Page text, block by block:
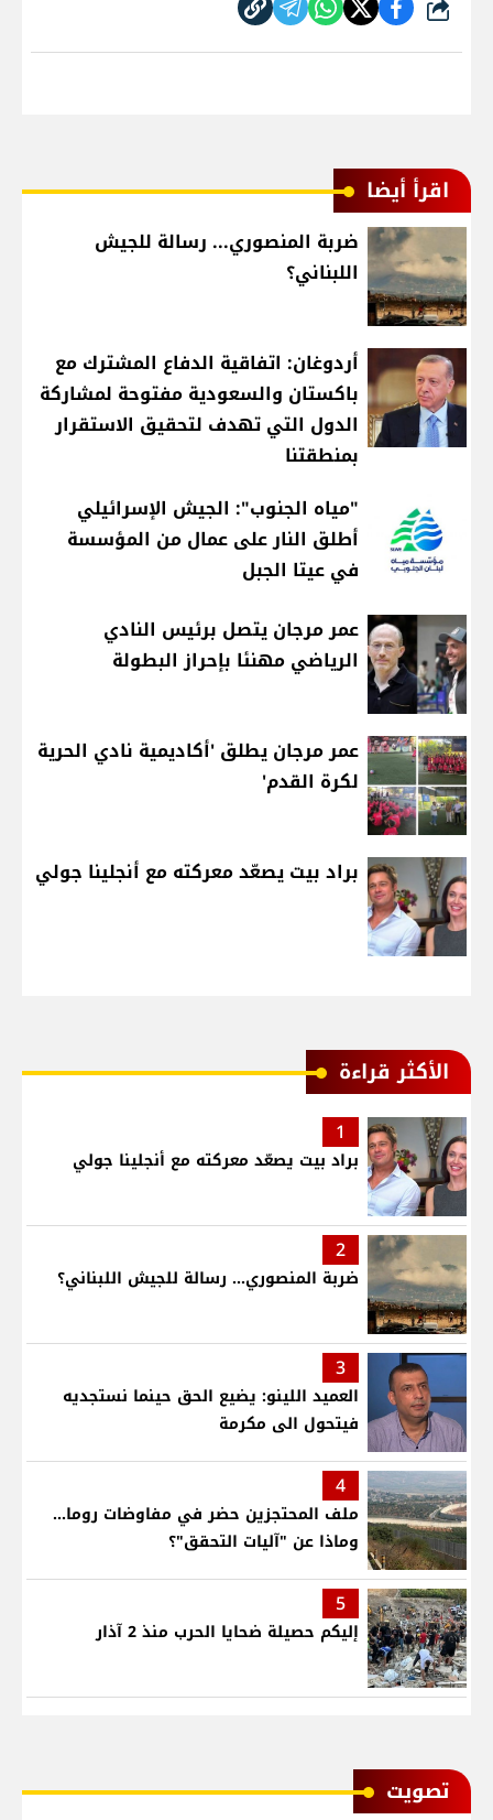
شارك
اقرأ أيضا
ضربة المنصوري... رسالة للجيش
اللبناني؟
أردوغان: اتفاقية الدفاع المشترك مع
باكستان والسعودية مفتوحة لمشاركة
الدول التي تهدف لتحقيق الاستقرار
بمنطقتنا
"مياه الجنوب": الجيش الإسرائيلي
أطلق النار على عمال من المؤسسة
في عيتا الجبل
عمر مرجان يتصل برئيس النادي
الرياضي مهنئا بإحراز البطولة
عمر مرجان يطلق 'أكاديمية نادي الحرية
لكرة القدم'
براد بيت يصعّد معركته مع أنجلينا جولي
الأكثر قراءة
1
براد بيت يصعّد معركته مع أنجلينا جولي
2
ضربة المنصوري... رسالة للجيش اللبناني؟
3
العميد اللينو: يضيع الحق حينما نستجديه
فيتحول الى مكرمة
4
ملف المحتجزين حضر في مفاوضات روما...
وماذا عن "آليات التحقق"؟
5
إليكم حصيلة ضحايا الحرب منذ 2 آذار
ﺗﺼﻮﻳﺖ